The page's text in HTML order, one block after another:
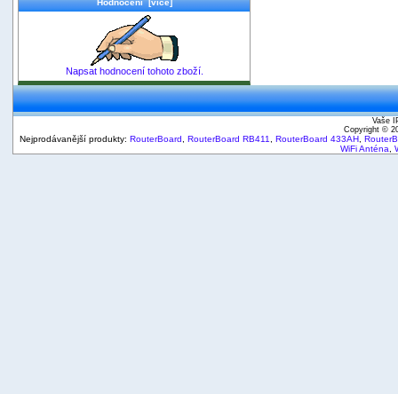
Hodnocení [více]
Napsat hodnocení tohoto zboží.
Vaše
Copyright ©
Nejprodávanější produkty: RouterBoard RouterBoard RB411 RouterBoard 433AH
WiFi Anténa